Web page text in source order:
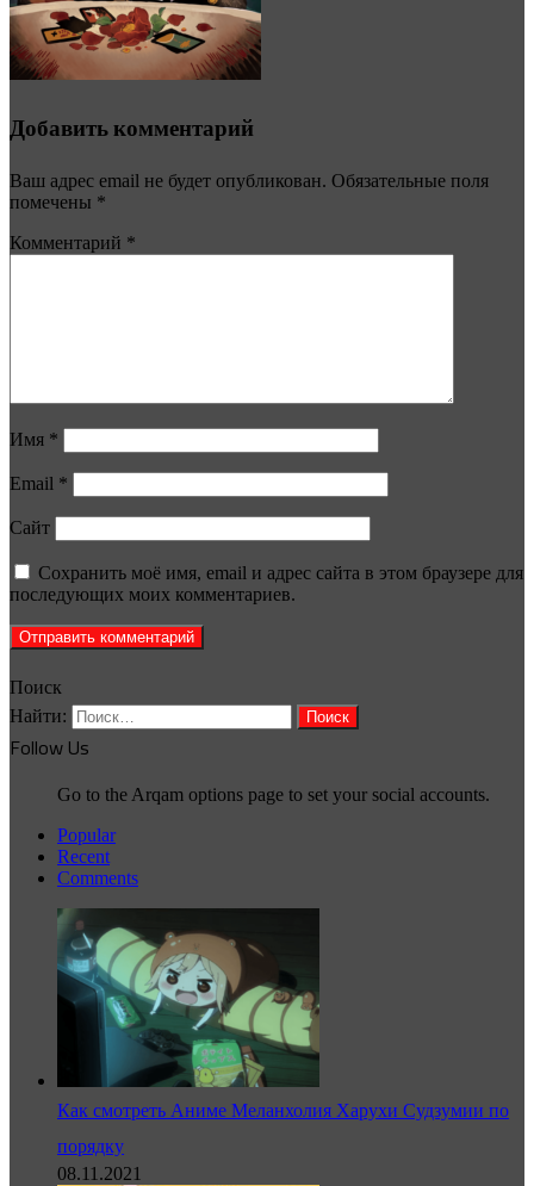
Добавить комментарий
Ваш адрес email не будет опубликован. Обязательные поля
помечены *
Комментарий *
Имя *
Email *
Сайт
Сохранить моё имя, email и адрес сайта в этом браузере для
последующих моих комментариев.
Поиск
Найти:
Follow Us
Go to the Arqam options page to set your social accounts.
Popular
Recent
Comments
Как смотреть Аниме Меланхолия Харухи Судзумии по
порядку
08.11.2021